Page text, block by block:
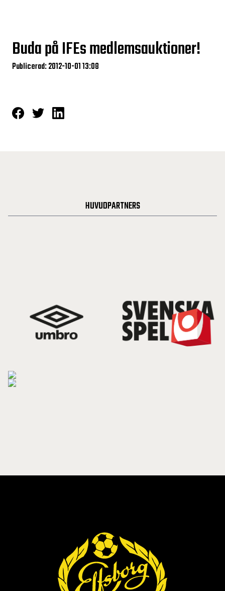
Buda på IFEs medlemsauktioner!
Publicerad: 2012-10-01 13:08
HUVUDPARTNERS